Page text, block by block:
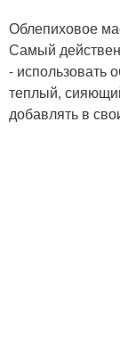
Облепиховое
Самый
- использовать
теплый,
добавлять в